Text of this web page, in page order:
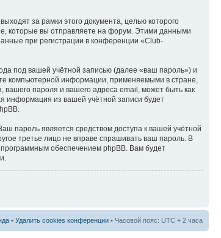
за рамки этого документа, целью которого
которые вы отправляете на форум. Этими данными
при регистрации в конференции «Club-
под вашей учётной записью (далее «ваш пароль») и
компьютерной информации, применяемыми в стране,
пароля и вашего адреса email, может быть как
информация из вашей учётной записи будет
пароль является средством доступа к вашей учётной
третье лицо не вправе спрашивать ваш пароль. В
обеспечением phpBB. Вам будет
• Удалить cookies конференции • Часовой пояс: UTC + 2 часа